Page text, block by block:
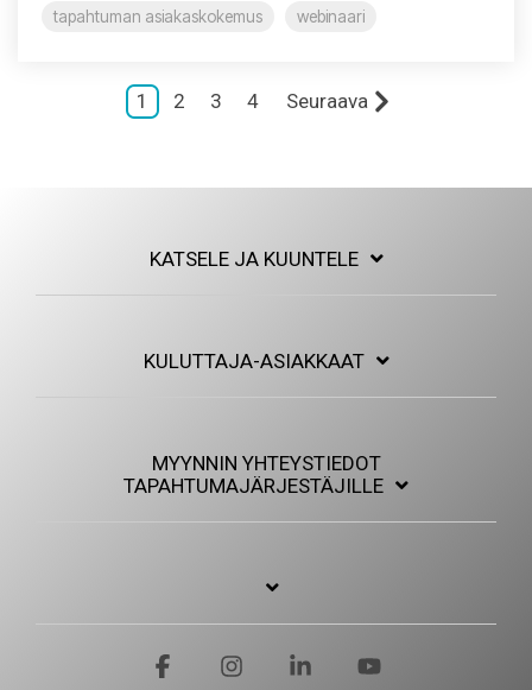
tapahtuman asiakaskokemus
webinaari
1 2 3 4 Seuraava
KATSELE JA KUUNTELE
KULUTTAJA-ASIAKKAAT
MYYNNIN YHTEYSTIEDOT
TAPAHTUMAJÄRJESTÄJILLE
FacebookInstagram Linkedin